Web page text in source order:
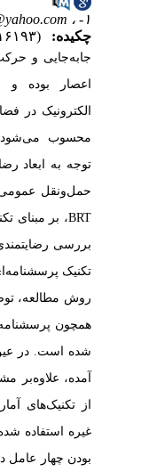
چکیده:
جابه‌جایی و
اعصار بوده و
الکترونیک در
محسوب می‌شود.
توجه به ابعاد
حمل‌و‌نقل عمومی
BRT،بر مبنای
بررسی
تکنیک
روش مطالعه،
همچون
شده است. در عین
از تکنیک‌های
غیره استفاده
بودن چهار عامل